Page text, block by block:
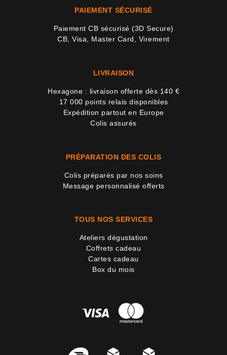
PAIEMENT SÉCURISÉ
Paiement CB sécurisé (3D Secure)
CB, Visa, Master Card, Virement
LIVRAISON
Hexagone : livraison offerte dès 140 €
17 000 points relais disponibles
Expédition partout en Europe
Colis assurés
PRÉPARATION DES COLIS
Colis préparés par nos soins
Message personnalisé offerts
TOUS NOS SERVICES
Ateliers dégustation
Coffrets cadeau
Cartes cadeau
Box du mois